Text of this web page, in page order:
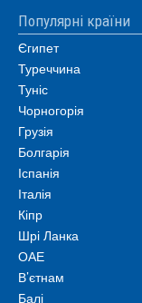
Популярні країни
Єгипет
Туреччина
Туніс
Чорногорія
Грузія
Болгарія
Іспанія
Італія
Кіпр
Шрі Ланка
ОАЕ
В’єтнам
Балі